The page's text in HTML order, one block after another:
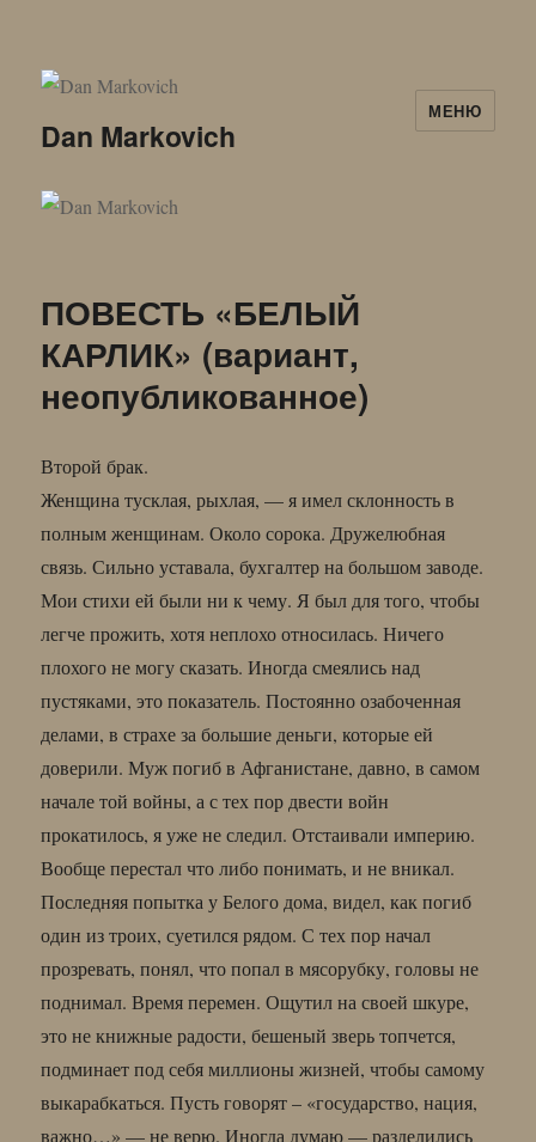
Dan Markovich
МЕНЮ
ПОВЕСТЬ «БЕЛЫЙ
КАРЛИК» (вариант,
неопубликованное)
Второй брак.
Женщина тусклая, рыхлая, — я имел склонность в
полным женщинам. Около сорока. Дружелюбная
связь. Сильно уставала, бухгалтер на большом заводе.
Мои стихи ей были ни к чему. Я был для того, чтобы
легче прожить, хотя неплохо относилась. Ничего
плохого не могу сказать. Иногда смеялись над
пустяками, это показатель. Постоянно озабоченная
делами, в страхе за большие деньги, которые ей
доверили. Муж погиб в Афганистане, давно, в самом
начале той войны, а с тех пор двести войн
прокатилось, я уже не следил. Отстаивали империю.
Вообще перестал что либо понимать, и не вникал.
Последняя попытка у Белого дома, видел, как погиб
один из троих, суетился рядом. С тех пор начал
прозревать, понял, что попал в мясорубку, головы не
поднимал. Время перемен. Ощутил на своей шкуре,
это не книжные радости, бешеный зверь топчется,
подминает под себя миллионы жизней, чтобы самому
выкарабкаться. Пусть говорят – «государство, нация,
важно…» — не верю. Иногда думаю — разделились